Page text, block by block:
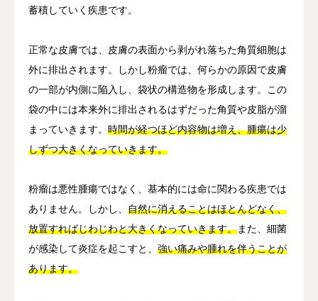
蓄積していく疾患です。
正常な皮膚では、皮膚の表面から剥がれ落ちた角質細胞は
外に排出されます。しかし粉瘤では、何らかの原因で皮膚
の一部が内側に陥入し、袋状の構造物を形成します。この
袋の中には本来外に排出されるはずだった角質や皮脂が溜
まっていきます。 時間が経つほど内容物は増え、腫瘍は少
しずつ大きくなっていきます。
粉瘤は悪性腫瘍ではなく、基本的には命に関わる疾患では
ありません。しかし、 自然に消えることはほとんどなく、
放置すればじわじわと大きくなっていきます。また、細菌
が感染して炎症を起こすと、 強い痛みや腫れを伴うことが
あります。